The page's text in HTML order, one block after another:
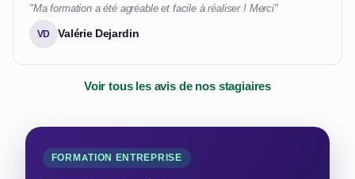
"Ma formation a été agréable et facile à réaliser ! Merci"
VD Valérie Dejardin
Voir tous les avis de nos stagiaires
FORMATION ENTREPRISE